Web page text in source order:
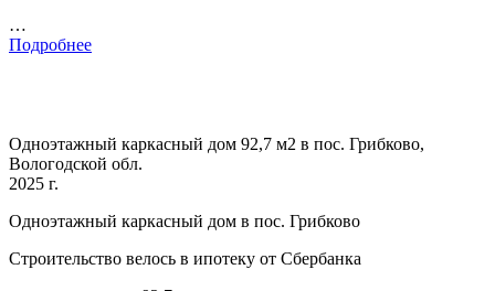
…
Подробнее
Одноэтажный каркасный дом 92,7 м2 в пос. Грибково,
Вологодской обл.
2025 г.
Одноэтажный каркасный дом в пос. Грибково
Строительство велось в ипотеку от Сбербанка